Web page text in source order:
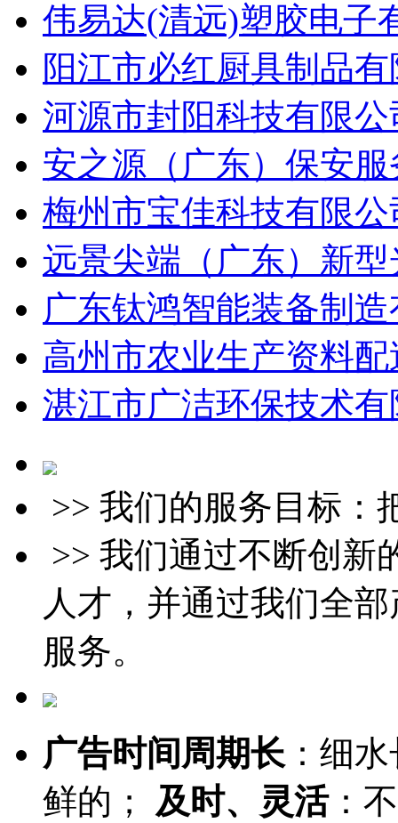
伟易达(清远)塑胶电子
阳江市必红厨具制品
河源市封阳科技有限
安之源（广东）保安
梅州市宝佳科技有限
远景尖端（广东）新
广东钛鸿智能装备制
高州市农业生产资料
湛江市广洁环保技术
>> 我们的服务目标：
>> 我们通过不断创新
人才，并通过我们全
服务。
广告时间周期长 ：细
鲜的； 及时、灵活：